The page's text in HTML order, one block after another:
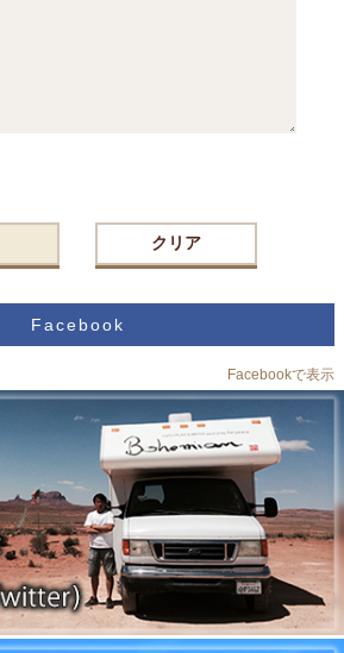
Facebook
Facebookで表示
クリア